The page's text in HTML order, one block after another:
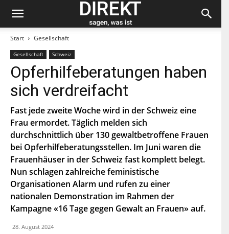
Start Gesellschaft
Gesellschaft Schweiz
Opferhilfeberatungen haben
sich verdreifacht
Fast jede zweite Woche wird in der Schweiz eine
Frau ermordet. Täglich melden sich
durchschnittlich über 130 gewaltbetroffene Frauen
bei Opferhilfeberatungsstellen. Im Juni waren die
Frauenhäuser in der Schweiz fast komplett belegt.
Nun schlagen zahlreiche feministische
Organisationen Alarm und rufen zu einer
nationalen Demonstration im Rahmen der
Kampagne «16 Tage gegen Gewalt an Frauen» auf.
28. August 2024
Bleiben Sie auf dem neuesten Stand und
abonnieren Sie unseren «direkt»-Newsletter.
o
r
n
a
m
e
N
a
c
n
a
e
E
-
M
a
l
*
P
L
Z
Indem Du Dich zum Newsletter einschreibst, stimmst Du
dazuhier.